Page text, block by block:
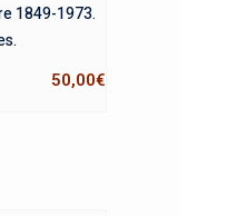
1849-1973.
50,00€